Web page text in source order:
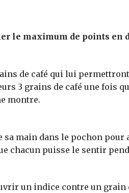
le maximum de points
de café qui lui
3 grains de café une fois
montre.
main dans le pochon
chacun puisse le sentir
un indice contre un